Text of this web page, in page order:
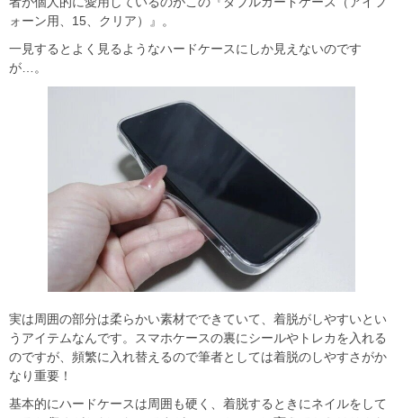
ォーン用、15、クリア）』。
一見するとよく見るようなハードケースにしか見えないのです
が…。
実は周囲の部分は柔らかい素材でできていて、着脱がしやすいとい
うアイテムなんです。スマホケースの裏にシールやトレカを入れる
のですが、頻繁に入れ替えるので筆者としては着脱のしやすさがか
なり重要！
基本的にハードケースは周囲も硬く、着脱するときにネイルをして